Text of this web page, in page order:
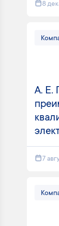
8
А. Е.
7